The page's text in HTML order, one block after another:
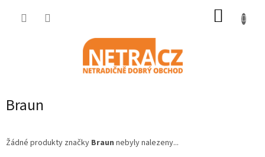
Braun
Žádné produkty značky Braun nebyly nalezeny...